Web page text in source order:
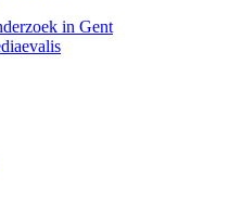
in Gent